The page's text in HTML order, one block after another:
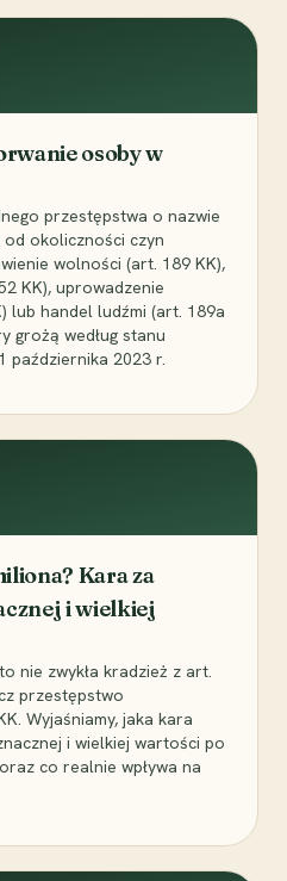
osoby w
przestępstwa o nazwie
okoliczności czyn
wolności (art. 189 KK),
KK), uprowadzenie
lub handel ludźmi (art. 189a
grożą według stanu
października 2023 r.
Kara za
i wielkiej
nie zwykła kradzież z art.
przestępstwo
Wyjaśniamy, jaka kara
i wielkiej wartości po
co realnie wpływa na